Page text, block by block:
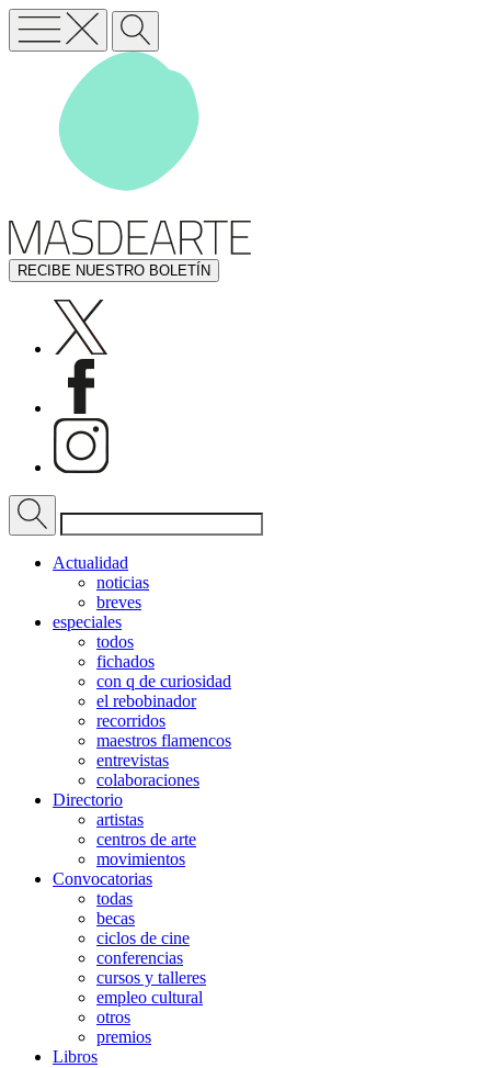
RECIBE NUESTRO BOLETÍN
Actualidad
noticias
breves
especiales
todos
fichados
con q de curiosidad
el rebobinador
recorridos
maestros flamencos
entrevistas
colaboraciones
Directorio
artistas
centros de arte
movimientos
Convocatorias
todas
becas
ciclos de cine
conferencias
cursos y talleres
empleo cultural
otros
premios
Libros